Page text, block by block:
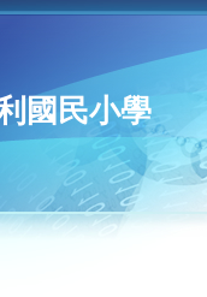
國民小學